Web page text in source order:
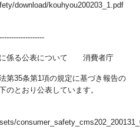
download/kouhyou200203_1.pdf
に係る公表について 消費者庁
第35条第1項の規定に基づき報告の
のとおり公表しています。